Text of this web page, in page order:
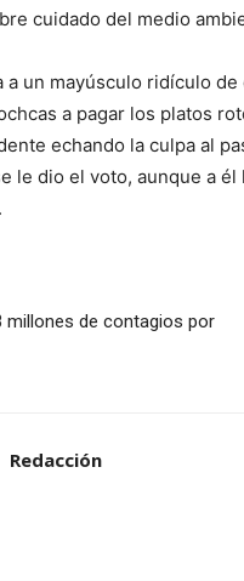
cuidado del medio
a un mayúsculo ridículo
a pagar los platos
echando la culpa al
le dio el voto, aunque a
millones de contagios por
Redacción